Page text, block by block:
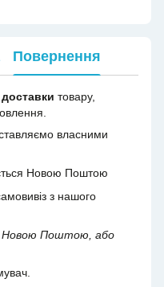
Повернення
товару,
власними
Новою Поштою
з нашого
Новою Поштою, або